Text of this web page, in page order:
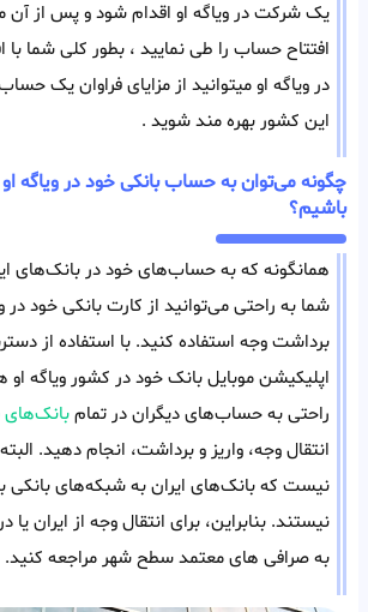
یک شرکت در ویاگه او اقدام شود و پس از آن
افتتاح حساب را طی نمایید ، بطور کلی شما
در ویاگه او میتوانید از مزایای فراوان یک
این کشور بهره مند شوید .
چگونه می‌توان به حساب بانکی خود در ویاگه
باشیم؟
همانگونه که به حساب‌های خود در بانک‌های
شما به راحتی می‌توانید از کارت بانکی خود در
برداشت وجه استفاده کنید. با استفاده از
اپلیکیشن موبایل بانک خود در کشور ویاگه او
راحتی به حساب‌های دیگران در تمامبانک‌های
انتقال وجه، واریز و برداشت، انجام دهید.
نیست که بانک‌های ایران به شبکه‌های بانکی
نیستند. بنابراین، برای انتقال وجه از ایران یا
به صرافی های معتمد سطح شهر مراجعه کنید.